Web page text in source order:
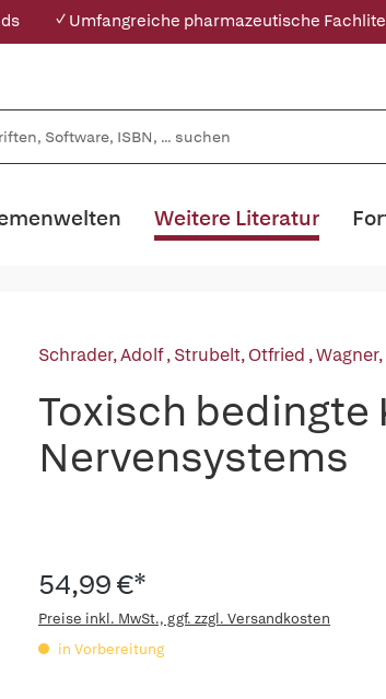
✓ Umfangreiche pharmazeutische
Weitere Literatur
Schrader, Adolf,Strubelt, Otfried ,
Toxisch bedingte
Nervensystems
54,99 €*
Preise inkl. MwSt., ggf. zzgl. Versandkosten
in Vorbereitung